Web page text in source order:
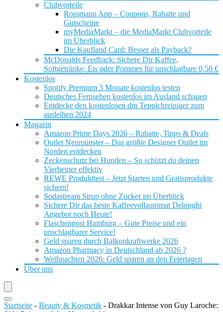
Clubvorteile
Rossmann App – Coupons, Rabatte und
Gutscheine
myMediaMarkt – die MediaMarkt Clubvorteile
im Überblick
Die Kaufland Card: Besser als Payback?
McDonalds Feedback: Sichere Dir Kaffee,
Softgetränke, Eis oder Pommes für unschlagbare 0,50 €
Kostenlos
Spotify Premium 3 Monate kostenlos testen
Deutsches Fernsehen kostenlos im Ausland schauen
Entdecke den kostenlosen dm Teppichreiniger zum
ausleihen 2024
Magazin
Amazon Prime Days 2026 – Rabatte, Tipps & Deals
Outlet Neumünster – Das größte Designer Outlet im
Norden entdecken
Zeckenschutz bei Hunden – So schützt du deinen
Vierbeiner effektiv
REWE Produkttest – Jetzt Starten und Gratisprodukte
sichern!
Sodastream Sirup ohne Zucker im Überblick
Sichere Dir das beste Kaffeevollautomat Delonghi
Angebot noch Heute!
Flaschenpost Hamburg – Gute Preise und ein
unschlagbarer Service!
Geld sparen durch Balkonkraftwerke 2026
Amazon Pharmacy in Deutschland ab 2026 ?
Weihnachten 2026: Geld sparen an den Feiertagen
Über uns
Startseite - Beauty & Kosmetik - Drakkar Intense von Guy Laroche: